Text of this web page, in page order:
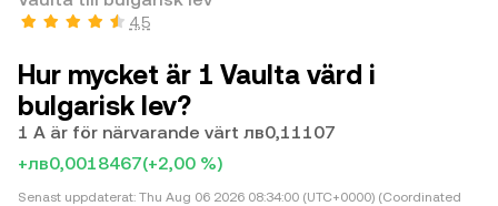
4,5
Hur mycket är 1 Vaulta värd i
bulgarisk lev?
1 A är för närvarande värt лв0,11107
+лв0,0018467(+2,00 %)
Senast uppdaterat: Thu Aug 06 2026 08:34:00 (UTC+0000) (Coordinated